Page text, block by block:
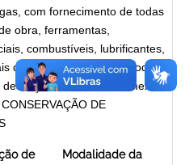
com fornecimento de todas
obra, ferramentas,
combustíveis, lubrificantes,
de limpeza, por um período
constante no Anexo I
DE
de
Modalidade da